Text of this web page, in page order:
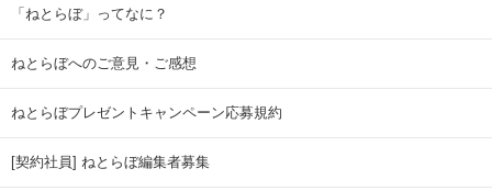
「ねとらぼ」ってなに？
ねとらぼへのご意見・ご感想
ねとらぼプレゼントキャンペーン応募規約
[契約社員] ねとらぼ編集者募集